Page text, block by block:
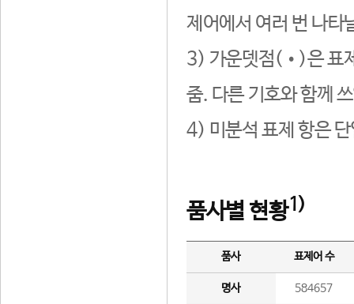
제어에서 여러 번 나타
3) 가운뎃점(•)은 표
줌. 다른 기호와 함께
4) 미분석 표제 항은
품사별 현황1)
품사 표제어 수
명사 584657